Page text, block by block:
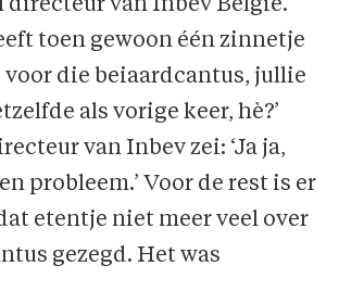
directeur van Inbev België.
toen gewoon één zinnetje
voor die beiaardcantus, jullie
als vorige keer, hè?’
van Inbev zei: ‘Ja ja,
probleem.’ Voor de rest is er
etentje niet meer veel over
gezegd. Het was